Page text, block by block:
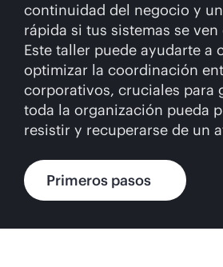
continuidad del negocio y
rápida si tus sistemas se
Este taller puede ayudarte a
optimizar la coordinación
corporativos, cruciales para
toda la organización pueda
resistir y recuperarse de un
Primeros pasos